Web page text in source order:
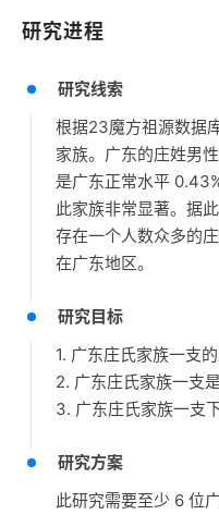
研究进程
研究线索
根据23魔方祖源数据
家族。广东的庄姓男
是广东正常水平
此家族非常显著。据
存在一个人数众多的
在广东地区。
研究目标
1. 广东庄氏家族一支
2. 广东庄氏家族一支
3. 广东庄氏家族一支
研究方案
此研究需要至少 6 位